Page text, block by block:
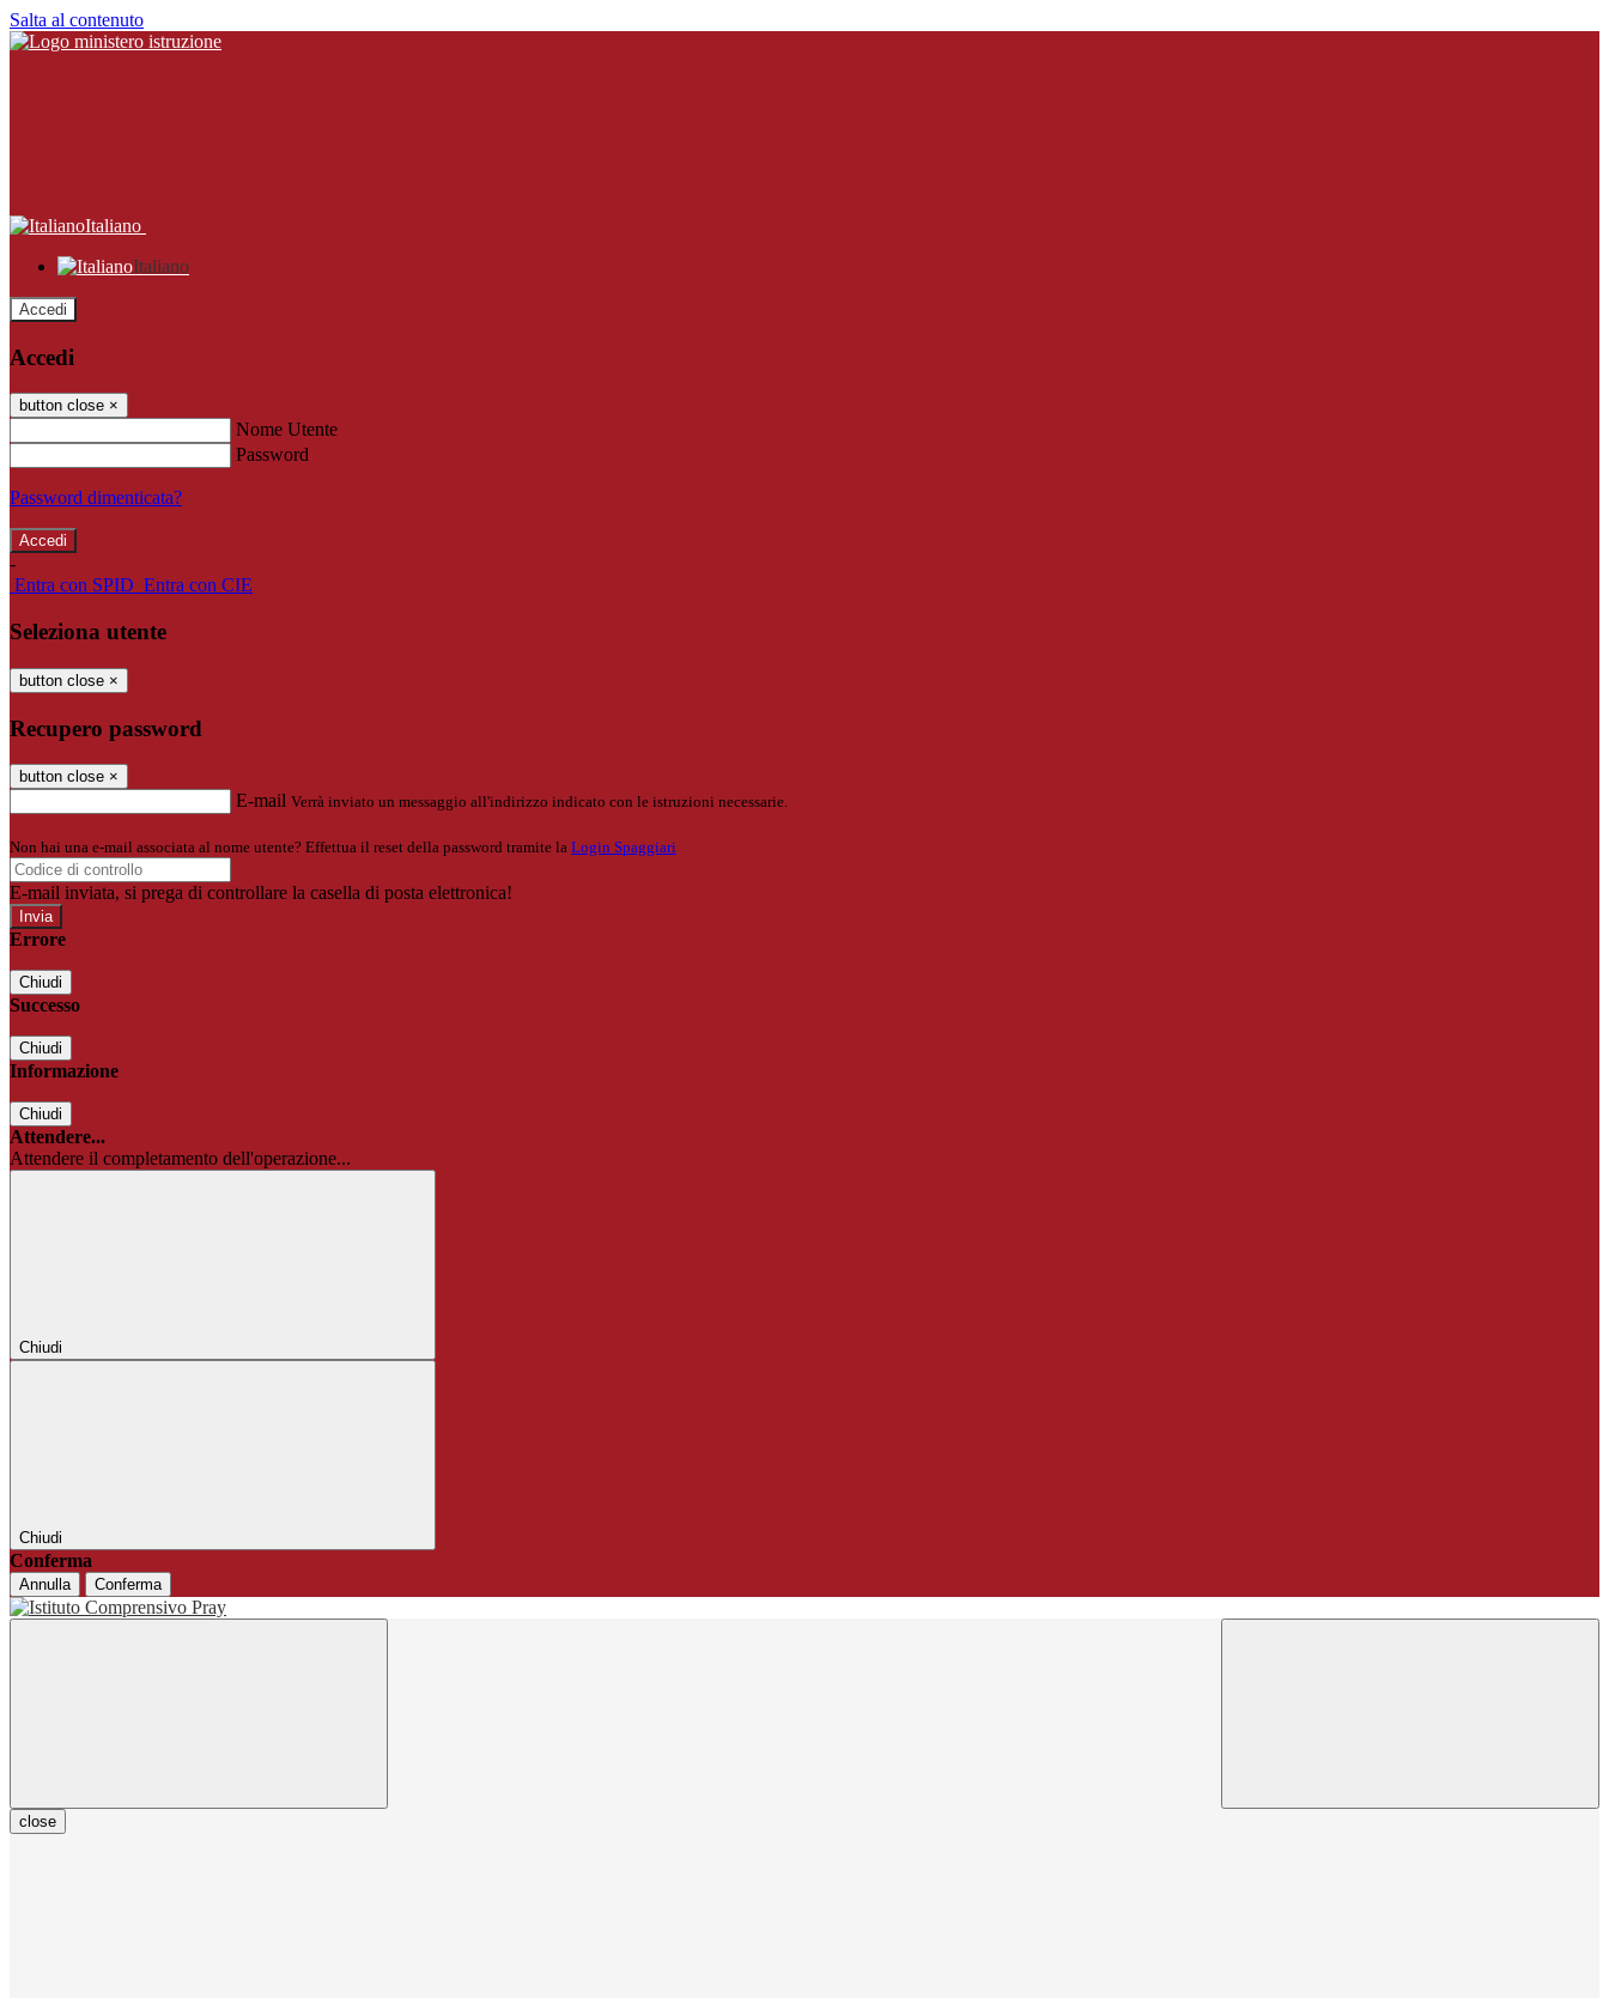
Salta al contenuto
Italiano
Italiano
Accedi
Accedi
button close ×
Nome Utente
Password
Password dimenticata?
-
Entra con SPID Entra con CIE
Seleziona utente
button close ×
Recupero password
button close ×
E-mail Verrà inviato un messaggio all'indirizzo indicato con le istruzioni necessarie.
Non hai una e-mail associata al nome utente? Effettua il reset della password tramite la Login Spaggiari
E-mail inviata, si prega di controllare la casella di posta elettronica!
Errore
Chiudi
Successo
Chiudi
Informazione
Chiudi
Attendere...
Attendere il completamento dell'operazione...
Chiudi
Chiudi
Conferma
Annulla Conferma
close